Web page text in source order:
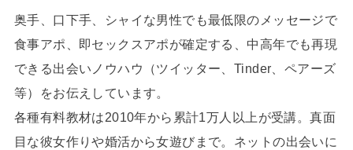
奥手、口下手、シャイな男性でも最低限のメッセージで
食事アポ、即セックスアポが確定する、中高年でも再現
できる出会いノウハウ（ツイッター、Tinder、ペアーズ
等）をお伝えしています。
各種有料教材は2010年から累計1万人以上が受講。真面
目な彼女作りや婚活から女遊びまで。ネットの出会いに